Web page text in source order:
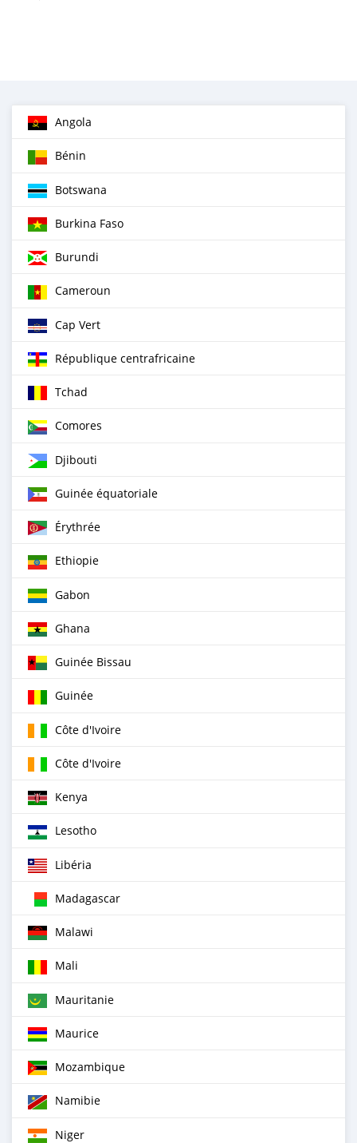
Angola
Bénin
Botswana
Burkina Faso
Burundi
Cameroun
Cap Vert
République centrafricaine
Tchad
Comores
Djibouti
Guinée équatoriale
Érythrée
Ethiopie
Gabon
Ghana
Guinée Bissau
Guinée
Côte d'Ivoire
Côte d'Ivoire
Kenya
Lesotho
Libéria
Madagascar
Malawi
Mali
Mauritanie
Maurice
Mozambique
Namibie
Niger